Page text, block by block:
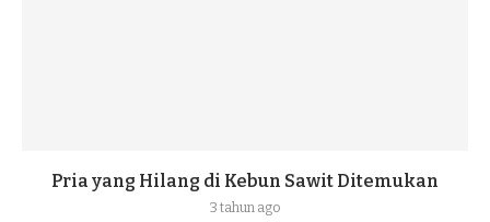
Pria yang Hilang di Kebun Sawit Ditemukan
3 tahun ago